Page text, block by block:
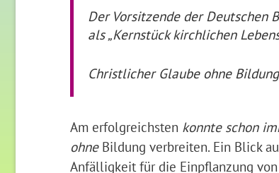
Der Vorsitzende der Deutschen
als „Kernstück kirchlichen
Christlicher Glaube ohne
Am erfolgreichsten konnte schon
ohne Bildung verbreiten. Ein Blick
Anfälligkeit für die Einpflanzung